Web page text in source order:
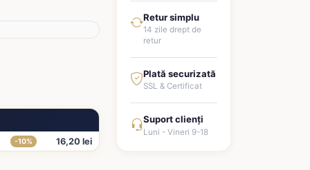
-10% 16,20 lei
Retur simplu
14 zile drept de
retur
Plată securizată
SSL & Certificat
Suport clienți
Luni - Vineri 9-18